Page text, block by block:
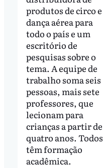
produtos de circo e
dança aérea para
todo o país e um
escritório de
pesquisas sobre o
tema. A equipe de
trabalho soma seis
pessoas, mais sete
professores, que
lecionam para
crianças a partir de
quatro anos. Todos
têm formação
acadêmica.